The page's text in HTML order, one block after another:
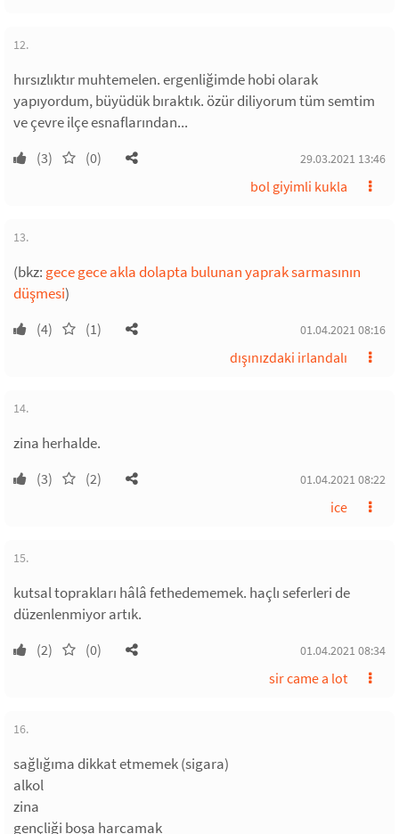
12.
hırsızlıktır muhtemelen. ergenliğimde hobi olarak
yapıyordum, büyüdük bıraktık. özür diliyorum tüm semtim
ve çevre ilçe esnaflarından...
(3) (0) 29.03.2021 13:46
bol giyimli kukla
13.
(bkz: gece gece akla dolapta bulunan yaprak sarmasının
düşmesi)
(4) (1) 01.04.2021 08:16
dışınızdaki irlandalı
14.
zina herhalde.
(3) (2) 01.04.2021 08:22
ice
15.
kutsal toprakları hâlâ fethedememek. haçlı seferleri de
düzenlenmiyor artık.
(2) (0) 01.04.2021 08:34
sir came a lot
16.
sağlığıma dikkat etmemek (sigara)
alkol
zina
gençliği boşa harcamak